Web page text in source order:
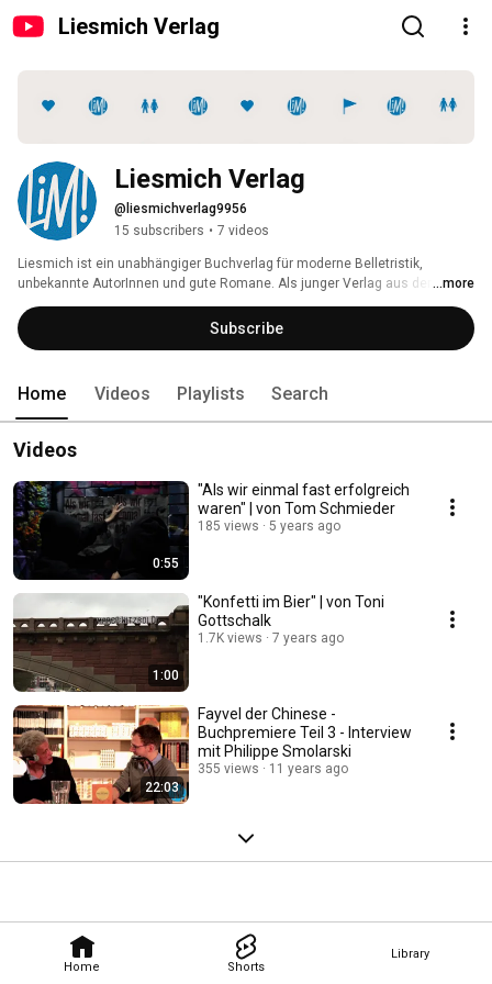
Liesmich Verlag
Home Shorts
Library
Liesmich Verlag
@liesmichverlag9956
15 subscribers • 7 videos
Liesmich ist ein unabhängiger Buchverlag für moderne Belletristik,
unbekannte AutorInnen und gute Romane. Als junger Verlag aus der
Buchstadt Leipzig setzen wir auf hohe Qualität, gutes Lektorat und
intensive Betreuung unserer Autoren. Alle Infos unter http://www.liesmich-
verlag.de oder http://www.facebook.com/Liesmich.Verlag
...more
Subscribe
Home Videos Playlists Search
Videos
0:55
"Als wir einmal fast erfolgreich
waren" | von Tom Schmieder
185 views 5 years ago
1:00
"Konfetti im Bier" | von Toni
Gottschalk
1.7K views 7 years ago
22:03
Fayvel der Chinese -
Buchpremiere Teil 3 - Interview
mit Philippe Smolarski
355 views 11 years ago